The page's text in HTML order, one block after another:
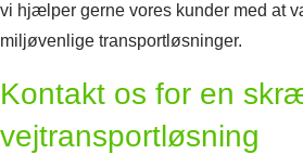
vi hjælper gerne vores kunder med at
miljøvenlige transportløsninger.
Kontakt os for en
vejtransportløsning